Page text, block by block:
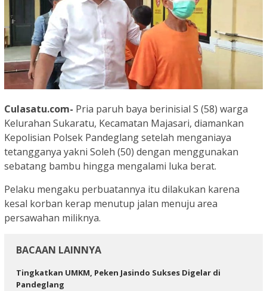
Culasatu.com- Pria paruh baya berinisial S (58) warga
Kelurahan Sukaratu, Kecamatan Majasari, diamankan
Kepolisian Polsek Pandeglang setelah menganiaya
tetangganya yakni Soleh (50) dengan menggunakan
sebatang bambu hingga mengalami luka berat.
Pelaku mengaku perbuatannya itu dilakukan karena
kesal korban kerap menutup jalan menuju area
persawahan miliknya.
BACAAN LAINNYA
Tingkatkan UMKM, Peken Jasindo Sukses Digelar di
Pandeglang